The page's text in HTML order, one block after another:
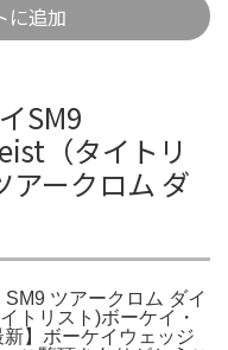
に追加
SM9
（タイトリ
アークロム ダ
ツアークロム ダイ
トリスト)ボーケイ・
】ボーケイウェッジ